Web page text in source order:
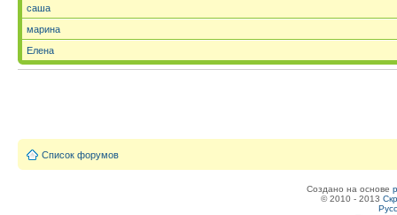
саша
марина
Елена
Список форумов
Создано на основе
© 2010 - 2013